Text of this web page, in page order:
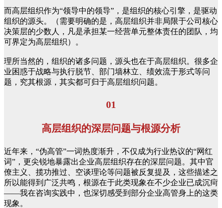
而高层组织作为“领导中的领导”，是组织的核心引擎，是驱动
组织的源头。（需要明确的是，高层组织并非局限于公司核心
决策层的少数人，凡是承担某一经营单元整体责任的团队，均
可界定为高层组织）。
理所当然的，组织的诸多问题，源头也在于高层组织。很多企
业困惑于战略与执行脱节、部门墙林立、绩效流于形式等问
题，究其根源，其实都可归于高层组织问题。
01
高层组织的深层问题与根源分析
近年来，“伪高管”一词热度渐升，不仅成为行业热议的“网红
词”，更尖锐地暴露出企业高层组织存在的深层问题。其中官
僚主义、揽功推过、空谈理论等问题被反复提及，这些描述之
所以能得到广泛共鸣，根源在于此类现象在不少企业已成沉疴
——我在咨询实践中，也深切感受到部分企业高管身上的这类
现象。